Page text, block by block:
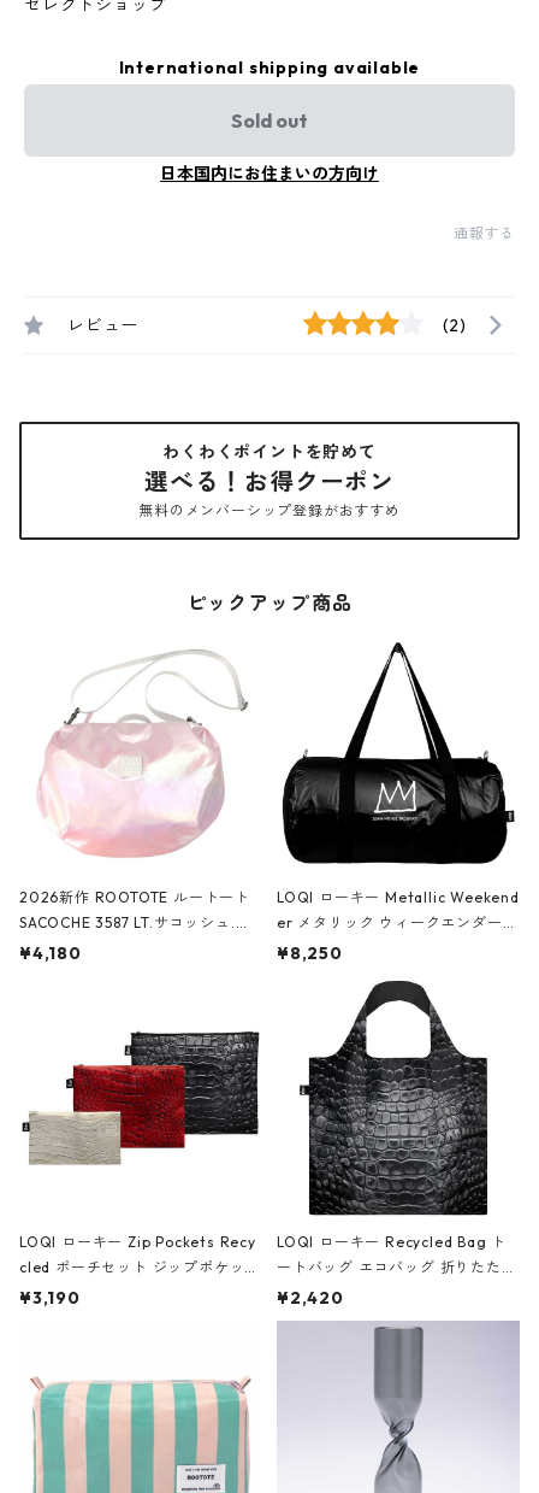
セレクトショップ
International shipping available
Sold out
日本国内にお住まいの方向け
通報する
レビュー (2)
わくわくポイントを貯めて
選べる！お得クーポン
無料のメンバーシップ登録がおすすめ
ピックアップ商品
2026新作 ROOTOTE ルートート
SACOCHE 3587 LT.サコッシュ.ル
ミエ-B ショルダーバッグ グロスピ
¥4,180
LOQI ローキー Metallic Weekend
er メタリック ウィークエンダー
ボストンバッグ ショルダーバッグ
Black ジャン=ミッシェル・バスキ
ア/クラウン ブラック
¥8,250
LOQI ローキー Zip Pockets Recy
cled ポーチセット ジップポケット
ファスナーポーチ 撥水加工 トラベ
ーガンディー、オフホワイト
¥3,190
LOQI ローキー Recycled Bag ト
ートバッグ エコバッグ 折りたたみ
大きめ 撥水加工 収納ポーチ CRO
CODILE/Black クロコダイル/ブラ
¥2,420